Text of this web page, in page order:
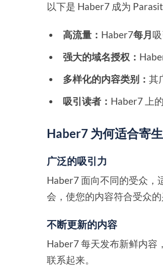
以下是 Haber7 成为
高流量： Haber7每月
强大的域名授权：
多样化的内容类别：其
吸引读者： Haber7 上
Haber7 为何适合寄
广泛的吸引力
Haber7 面向不同的受众，
会，使您的内容符合受众的
不断更新的内容
Haber7 每天发布新鲜内容
联系起来。